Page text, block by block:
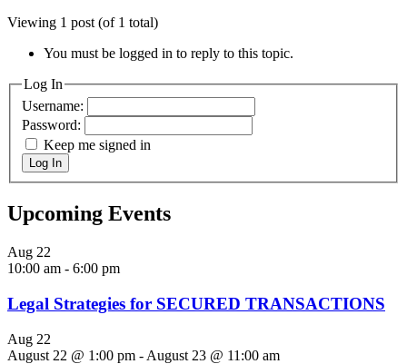
Viewing 1 post (of 1 total)
You must be logged in to reply to this topic.
Log In
Username:
Password:
Keep me signed in
Log In
Upcoming Events
Aug 22
10:00 am - 6:00 pm
Legal Strategies for SECURED TRANSACTIONS
Aug 22
August 22 @ 1:00 pm - August 23 @ 11:00 am